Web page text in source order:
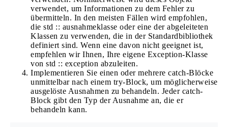
verwendet, um Informationen zu dem Fehler zu
übermitteln. In den meisten Fällen wird empfohlen,
die std :: ausnahmeklasse oder eine der abgeleiteten
Klassen zu verwenden, die in der Standardbibliothek
definiert sind. Wenn eine davon nicht geeignet ist,
empfehlen wir Ihnen, Ihre eigene Exception-Klasse
von std :: exception abzuleiten.
Implementieren Sie einen oder mehrere catch-Blöcke
unmittelbar nach einem try-Block, um möglicherweise
ausgelöste Ausnahmen zu behandeln. Jeder catch-
Block gibt den Typ der Ausnahme an, die er
behandeln kann.